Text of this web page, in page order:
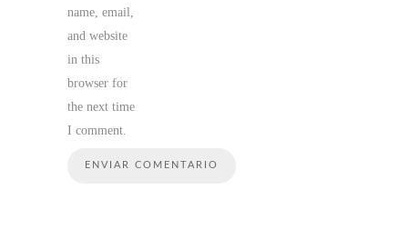
name, email,
and website
in this
browser for
the next time
I comment.